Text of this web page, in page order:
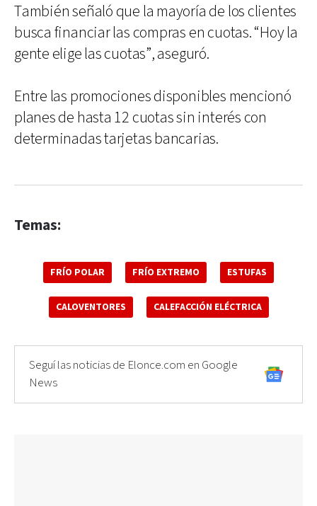
También señaló que la mayoría de los clientes
busca financiar las compras en cuotas. “Hoy la
gente elige las cuotas”, aseguró.
Entre las promociones disponibles mencionó
planes de hasta 12 cuotas sin interés con
determinadas tarjetas bancarias.
Temas:
FRÍO POLAR FRÍO EXTREMO ESTUFAS
CALOVENTORES CALEFACCIÓN ELÉCTRICA
Seguí las noticias de Elonce.com en Google
News